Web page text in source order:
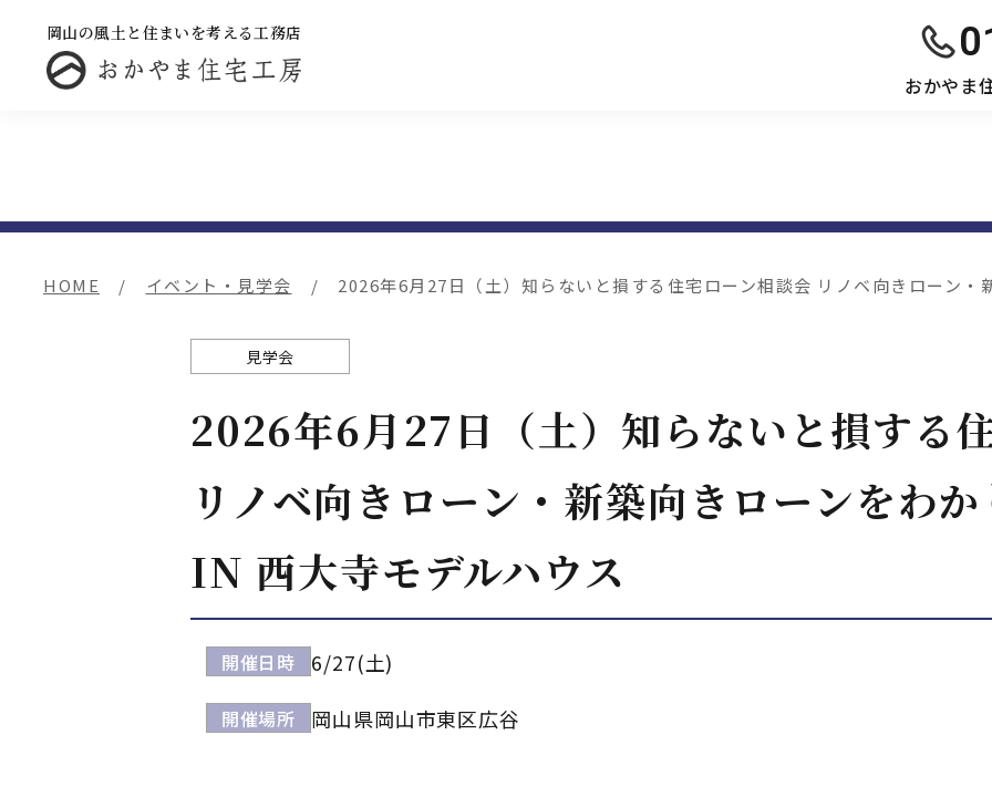
岡山の風土と住まいを考える工務店
おかやま
HOME イベント・見学会 2026年6月27日（土）知らないと損する住宅ローン相談会 リノベ向きローン
見学会
2026年6月27日（土）知らないと損する
リノベ向きローン・新築向きローンをわ
IN 西大寺モデルハウス
開催日時 6/27(土)
開催場所 岡山県岡山市東区広谷